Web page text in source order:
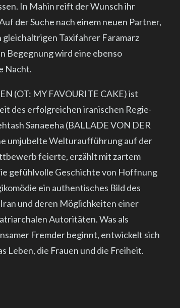
In Mahin reift der Wunsch ihr
der Suche nach einem neuen Partner,
Taxifahrer Faramarz
Begegnung wird eine ebenso
Nacht.
(OT: MY FAVOURITE CAKE) ist
des erfolgreichen iranischen Regie-
Sanaeeha (BALLADE VON DER
umjubelte Welturaufführung auf der
feierte, erzählt mit zartem
gefühlvolle Geschichte von Hoffnung
ein authentisches Bild des
und deren Möglichkeiten einer
Autoritäten. Was als
Fremder beginnt, entwickelt sich
Leben, die Frauen und die Freiheit.